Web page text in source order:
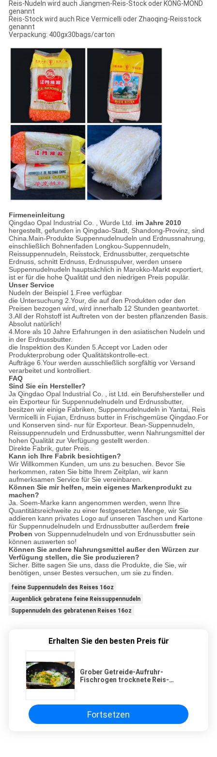
Reis-Nudeln wird auch Jiangmen-Reis-Stock oder KONG-MOND
genannt
Reis-Stock wird auch Rice Vermicelli oder Zhaoqing-Reisstock
genannt
Verpackung: 400gx30bags/carton
Firmeneinleitung
Qingdao Opal Industrial Co. , Wurde Ltd. im Jahre 2010
hergestellt, gefunden in Qingdao-Stadt, Shandong-Provinz, sind
China.Main-Produkte Suppennudelnudeln und Erdnussnahrung,
einschließlich Bohnenfaden Longkou-Suppennudeln,
Reissuppennudeln, Reisstock, Erdnussbutter, zerquetschte
Erdnuss, schnitt Erdnuss, Erdnusspulver, werden unsere
Suppennudelnudeln hauptsächlich in Marokko-Markt exportiert,
ist er für die hohe Qualität und den niedrigen Preis populär.
Unser Service
Nudeln der Beispiel 1.Free verfügbar
die Untersuchung 2.Your, die auf den Produkten oder den
Preisen bezogen wird, wird innerhalb 12 Stunden geantwortet.
3.All der Rohstoff ist Auftreten von der besten pflanzenden Basis.
Absolut natürlich!
4.More als 10 Jahre Erfahrungen in den asiatischen Nudeln und
in der Erdnussbutter.
die Inspektion des Kunden 5.Accept vor Laden oder
Produkterprobung oder Qualitätskontrolle-ect.
Aufträge 6.Your werden ausschließlich sorgfältig vor Versand
verarbeitet und kontrolliert.
FAQ
Sind Sie ein Hersteller?
Ja Qingdao Opal Industrial Co. , ist Ltd. ein Berufshersteller und
ein Exporteur für Suppennudelnudeln und Erdnussbutter,
besitzen wir einige Fabriken, Suppennudelnudeln in Yantai, Reis
Vermicelli in Fujian, Erdnuss butter in Frischgemüse Qingdao.For
und Konserven sind- nur für Exporteur. Bean-Suppennudeln,
Reissuppennudeln und Erdnussbutter, wenn Nahrungsmittel der
hohen Qualität zur Verfügung gestellt werden.
Direkte Fabrik, guter Preis.
Kann ich Ihre Fabrik besichtigen?
Wir Willkommen Kunden, um uns zu besuchen. Bevor Sie
herkommen, raten Sie bitte Ihrem Zeitplan, wir kann
aufmerksamen Service für Sie vereinbaren.
Können Sie mir helfen, mein eigenes Markenprodukt zu
machen?
Ja. Soem-Marke kann angenommen werden, wenn Ihre
Quantitätsreichweite zu einer festgesetzten Menge, wir Sie
addieren kann privates Logo auf unseren Taschen und Kartone
für Suppennudelnudeln und Erdnussbutter außerdem freie
Proben von Suppennudelnudeln und von Erdnussbutter sein
können auswerten so!
Können Sie andere Nahrungsmittel außer den Würzen zur
Verfügung stellen, die Sie produzieren?
Sicher. Bitte sagen Sie uns, dass die Produkte, die Sie, wir
benötigen, unser Bestes versuchen, um sie zu finden.
feine Suppennudeln des Reises 16oz
Augenblick gebratene feine Reissuppennudeln
Suppennudeln des gebratenen Reises 16oz
Erhalten Sie den besten Preis für
Grober Getreide-Aufruhr-
Fischrogen trocknete Reis-
Fortsetzen